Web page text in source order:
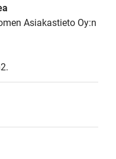
Asiakastieto Oy:n